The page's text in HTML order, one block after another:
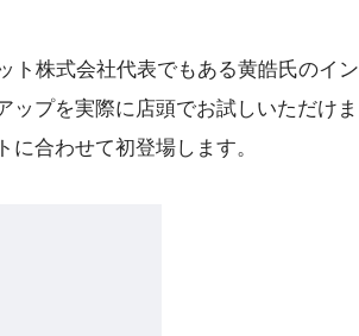
ト株式会社代表でもある黄皓氏のイン
プを実際に店頭でお試しいただけま
合わせて初登場します。